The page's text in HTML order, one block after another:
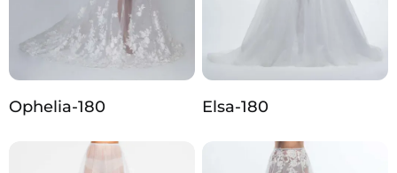
Ophelia-180 Elsa-180